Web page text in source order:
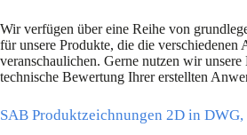
Wir verfügen über eine Reihe von
für unsere Produkte, die die verschiedenen
veranschaulichen. Gerne nutzen wir
technische Bewertung Ihrer erstellten
SAB Produktzeichnungen 2D in DWG,